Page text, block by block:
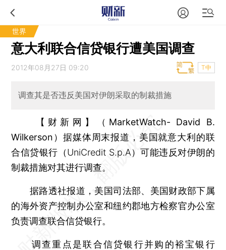
世界
意大利联合信贷银行遭美国调查
2012年08月27日 09:20 T中
调查其是否违反美国对伊朗采取的制裁措施
【财新网】（MarketWatch- David B.
Wilkerson）据媒体周末报道，美国就意大利的联
合信贷银行（UniCredit S.p.A）可能违反对伊朗的
制裁措施对其进行调查。
据路透社报道，美国司法部、美国财政部下属
的海外资产控制办公室和纽约郡地方检察官办公室
负责调查联合信贷银行。
调查重点是联合信贷银行并购的裕宝银行